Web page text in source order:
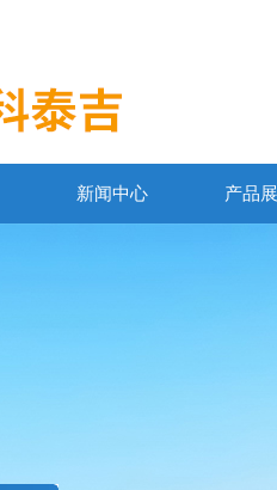
新闻中心 产品